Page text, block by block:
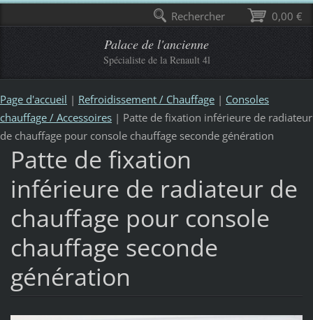
Palace de l'ancienne
Spécialiste de la Renault 4l
Page d'accueil | Refroidissement / Chauffage | Consoles
chauffage / Accessoires | Patte de fixation inférieure de radiateur
de chauffage pour console chauffage seconde génération
Patte de fixation
inférieure de radiateur de
chauffage pour console
chauffage seconde
génération
0,00 €
Rechercher